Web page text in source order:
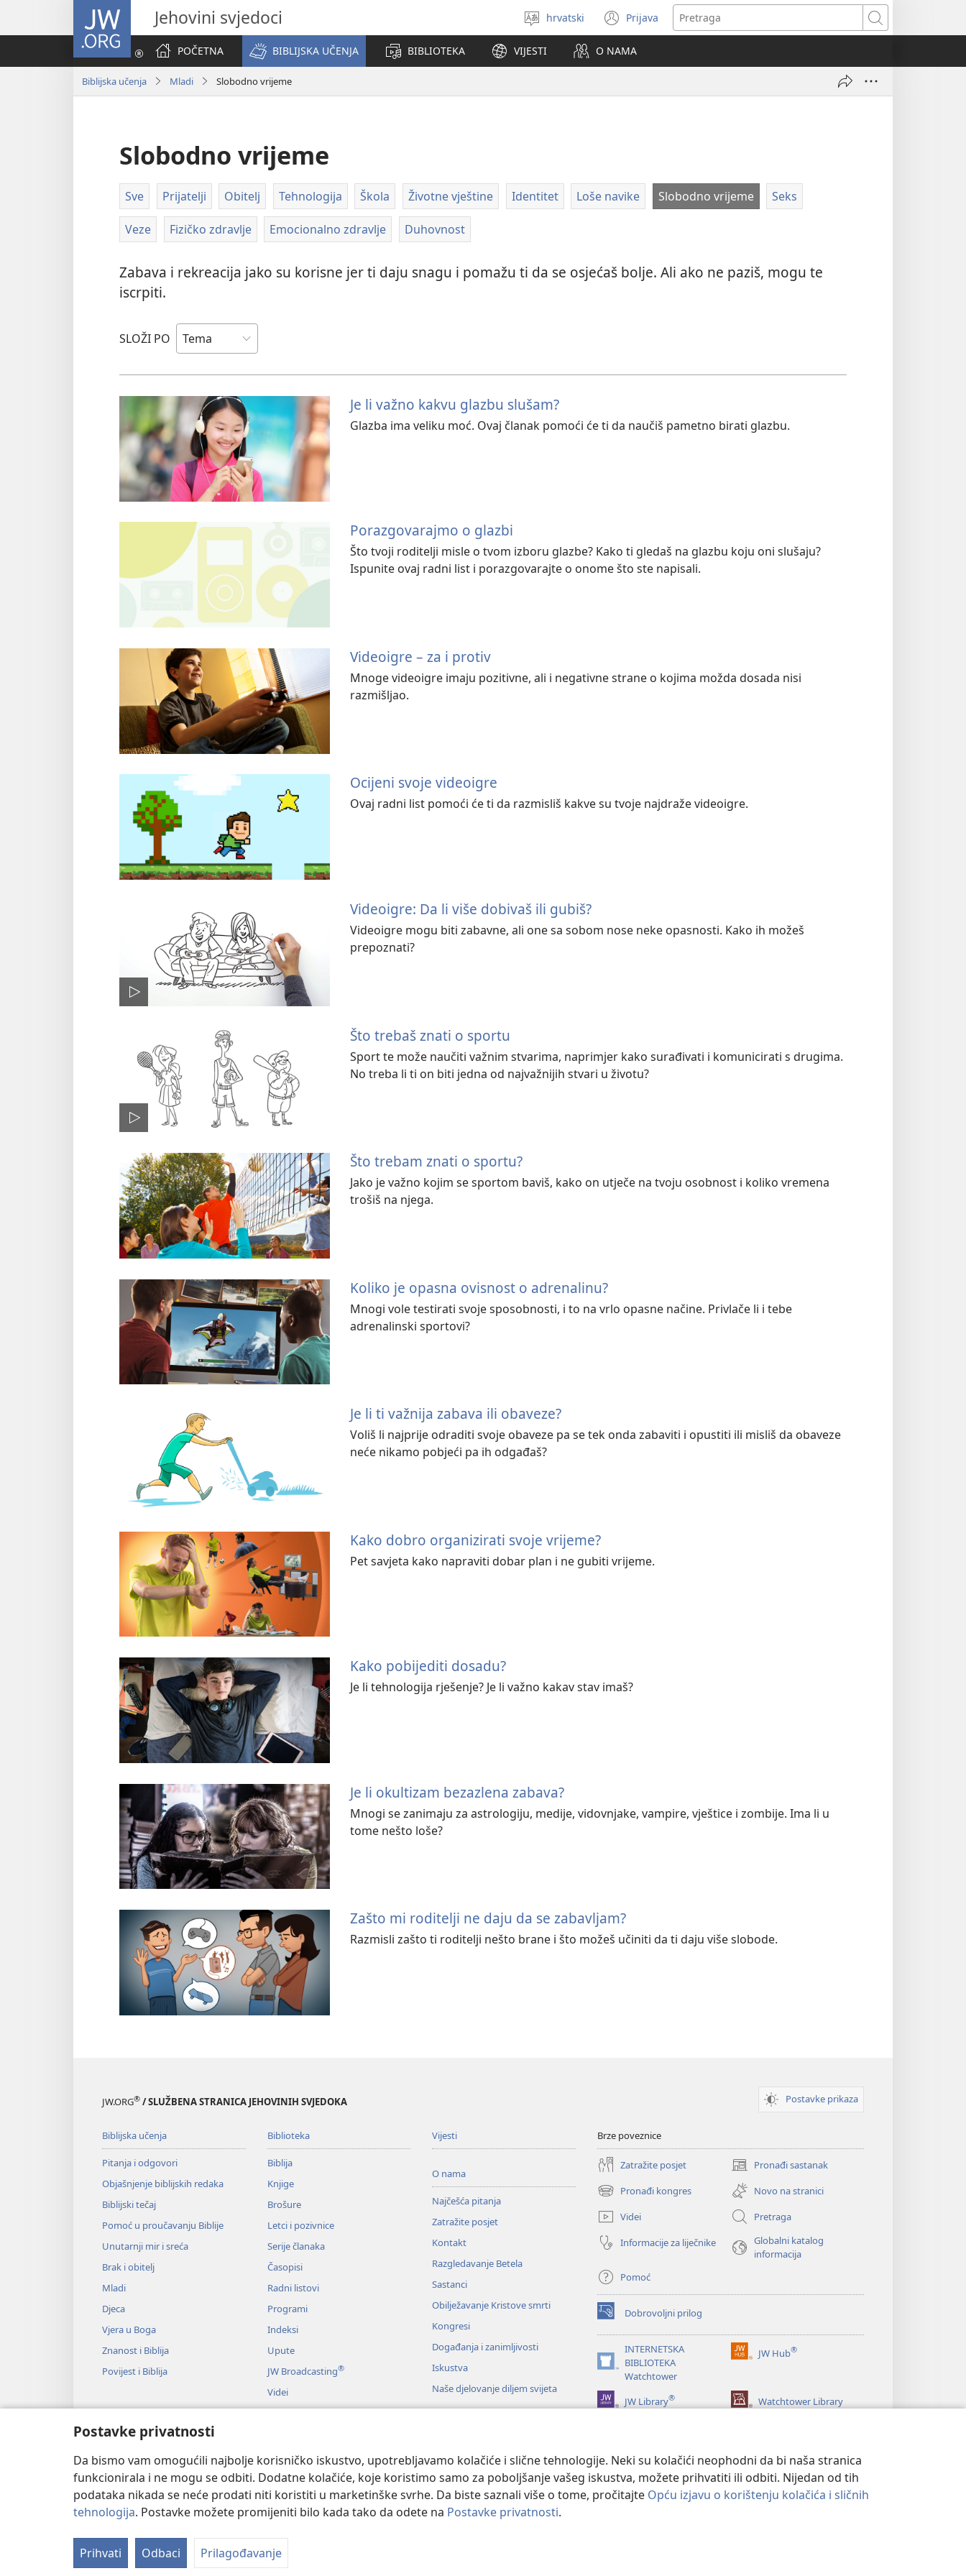
Postavke privatnosti
Da bismo vam omogućili najbolje korisničko iskustvo, upotrebljavamo kolačiće i slične tehnologije. Neki su kolačići neophodni da bi naša stranica
funkcionirala i ne mogu se odbiti. Dodatne kolačiće, koje koristimo samo za poboljšanje vašeg iskustva, možete prihvatiti ili odbiti. Nijedan od tih
podataka nikada se neće prodati niti koristiti u marketinške svrhe. Da biste saznali više o tome, pročitajte Opću izjavu o korištenju kolačića i sličnih
tehnologija. Postavke možete promijeniti bilo kada tako da odete na Postavke privatnosti.
Prihvati Odbaci Prilagođavanje
JW.ORG Jehovini svjedoci
Izaberi
jezik
hrvatski Prijava
(otvara
se
novi
prozor)
Pretraga
POČETNA
BIBLIJSKA UČENJA BIBLIOTEKA VIJESTI O NAMA
Biblijska učenja Mladi Slobodno vrijeme
Slobodno vrijeme
Sve Prijatelji Obitelj Tehnologija Škola Životne vještine Identitet Loše navike Slobodno vrijeme Seks
Veze Fizičko zdravlje Emocionalno zdravlje Duhovnost
Zabava i rekreacija jako su korisne jer ti daju snagu i pomažu ti da se osjećaš bolje. Ali ako ne paziš, mogu te
iscrpiti.
SLOŽI PO
Je li važno kakvu glazbu slušam?
Glazba ima veliku moć. Ovaj članak pomoći će ti da naučiš pametno birati glazbu.
Porazgovarajmo o glazbi
Što tvoji roditelji misle o tvom izboru glazbe? Kako ti gledaš na glazbu koju oni slušaju?
Ispunite ovaj radni list i porazgovarajte o onome što ste napisali.
Videoigre – za i protiv
Mnoge videoigre imaju pozitivne, ali i negativne strane o kojima možda dosada nisi
razmišljao.
Ocijeni svoje videoigre
Ovaj radni list pomoći će ti da razmisliš kakve su tvoje najdraže videoigre.
Videoigre: Da li više dobivaš ili gubiš?
Videoigre mogu biti zabavne, ali one sa sobom nose neke opasnosti. Kako ih možeš
prepoznati?
Što trebaš znati o sportu
Sport te može naučiti važnim stvarima, naprimjer kako surađivati i komunicirati s drugima.
No treba li ti on biti jedna od najvažnijih stvari u životu?
Što trebam znati o sportu?
Jako je važno kojim se sportom baviš, kako on utječe na tvoju osobnost i koliko vremena
trošiš na njega.
Koliko je opasna ovisnost o adrenalinu?
Mnogi vole testirati svoje sposobnosti, i to na vrlo opasne načine. Privlače li i tebe
adrenalinski sportovi?
Je li ti važnija zabava ili obaveze?
Voliš li najprije odraditi svoje obaveze pa se tek onda zabaviti i opustiti ili misliš da obaveze
neće nikamo pobjeći pa ih odgađaš?
Kako dobro organizirati svoje vrijeme?
Pet savjeta kako napraviti dobar plan i ne gubiti vrijeme.
Kako pobijediti dosadu?
Je li tehnologija rješenje? Je li važno kakav stav imaš?
Je li okultizam bezazlena zabava?
Mnogi se zanimaju za astrologiju, medije, vidovnjake, vampire, vještice i zombije. Ima li u
tome nešto loše?
Zašto mi roditelji ne daju da se zabavljam?
Razmisli zašto ti roditelji nešto brane i što možeš učiniti da ti daju više slobode.
JW.ORG® / SLUŽBENA STRANICA JEHOVINIH SVJEDOKA Postavke prikaza
Biblijska učenja
Pitanja i odgovori
Objašnjenje biblijskih redaka
Biblijski tečaj
Pomoć u proučavanju Biblije
Unutarnji mir i sreća
Brak i obitelj
Mladi
Djeca
Vjera u Boga
Znanost i Biblija
Povijest i Biblija
Biblioteka
Biblija
Knjige
Brošure
Letci i pozivnice
Serije članaka
Časopisi
Radni listovi
Programi
Indeksi
Upute
JW Broadcasting®
Videi
Glazba
Dramsko čitanje Biblije
Vijesti
O nama
Najčešća pitanja
Zatražite posjet
Kontakt
Razgledavanje Betela
Sastanci
Obilježavanje Kristove smrti
Kongresi
Događanja i zanimljivosti
Iskustva
Naše djelovanje diljem svijeta
Brze poveznice
Zatražite posjet Pronađi sastanak
(otvara
se
novi
prozor)
Pronađi kongres
(otvara
se
novi
prozor)
Novo na stranici
Videi
Pretraga
Informacije za liječnike
Globalni katalog
informacija
Pomoć
Dobrovoljni prilog
(otvara
se
prozor)
INTERNETSKA
BIBLIOTEKA
Watchtower
(otvara
novi
prozor)
JW Hub®
(otvara
prozor)
JW Library® Watchtower Library
Copyright© 2026 Watch Tower Bible and Tract Society of Pennsylvania. UVJETI KORIŠTENJA